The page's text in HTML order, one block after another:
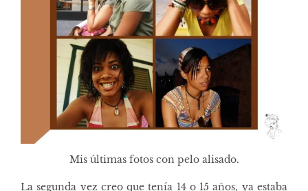
Mis últimas fotos con pelo alisado.
La segunda vez creo que tenía 14 o 15 años, ya estaba